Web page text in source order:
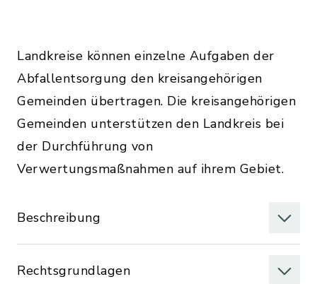
Landkreise können einzelne Aufgaben der
Abfallentsorgung den kreisangehörigen
Gemeinden übertragen. Die kreisangehörigen
Gemeinden unterstützen den Landkreis bei
der Durchführung von
Verwertungsmaßnahmen auf ihrem Gebiet.
Beschreibung
Rechtsgrundlagen